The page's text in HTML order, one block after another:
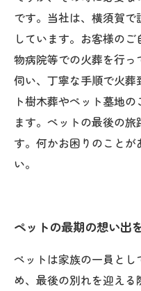
です。当社は、横須賀
しています。お客様の
物病院等での火葬を行
伺い、丁寧な手順で火葬
ト樹木葬やペット墓地
ます。ペットの最後の
す。何かお困りのこと
い。
ペットの最期の想い出
ペットは家族の一員と
め、最後の別れを迎える